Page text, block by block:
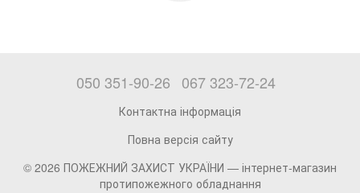
050 351-90-26 067 323-72-24
Контактна інформація
Повна версія сайту
© 2026 ПОЖЕЖНИЙ ЗАХИСТ УКРАЇНИ — інтернет-магазин
протипожежного обладнання